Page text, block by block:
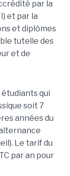
par la
et par la
et diplômes
tutelle des
et de
étudiants qui
soit 7
années du
Le tarif du
par an pour